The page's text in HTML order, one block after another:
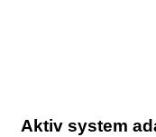
Aktiv system